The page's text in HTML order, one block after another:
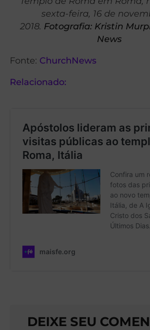
sexta-feira, 16 de
2018. Fotografia: Kristin
News
Fonte: ChurchNews
Relacionado:
DEIXE SEU